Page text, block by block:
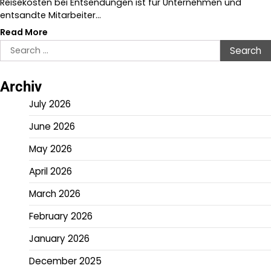
Reisekosten bei Entsendungen ist für Unternehmen und
entsandte Mitarbeiter…
Read More
Search
for:
Archiv
July 2026
June 2026
May 2026
April 2026
March 2026
February 2026
January 2026
December 2025